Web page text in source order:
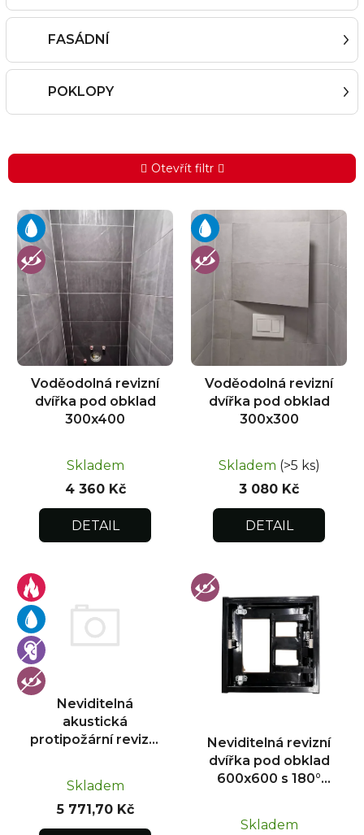
FASÁDNÍ
POKLOPY
Otevřít filtr
V
ý
p
s
p
o
Voděodolná revizní
dvířka pod obklad
300x400
Skladem
4 360 Kč
DETAIL
Voděodolná revizní
dvířka pod obklad
300x300
Skladem (>5 ks)
3 080 Kč
DETAIL
Neviditelná
akustická
protipožární revizní
Skladem
5 771,70 Kč
Neviditelná revizní
dvířka pod obklad
600x600 s 180°
Skladem